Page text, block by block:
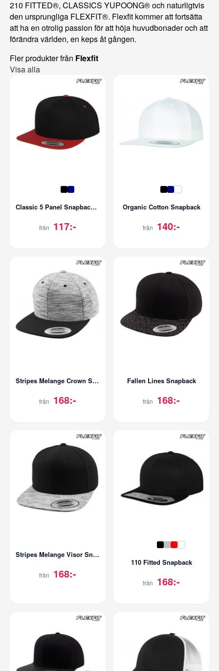
210 FITTED®, CLASSICS YUPOONG® och naturligtvis
den ursprungliga FLEXFIT®. Flexfit kommer att fortsätta
att ha en otrolig passion för att höja huvudbonader och att
förändra världen, en keps åt gången.
Fler produkter från Flexfit
Visa alla
Classic 5 Panel Snapback 2-Tone
från 117:-
Organic Cotton Snapback
från 140:-
Stripes Melange Crown Snapback
från 168:-
Fallen Lines Snapback
från 168:-
Stripes Melange Visor Snapback
från 168:-
110 Fitted Snapback
från 168:-